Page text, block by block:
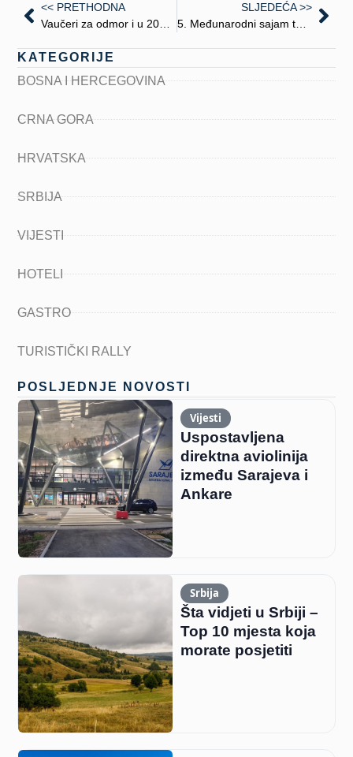
<< PRETHODNA
Vaučeri za odmor i u 2025. godini
SLJEDEĆA >>
5. Međunarodni sajam turizma „Banja Luka 2025.“
KATEGORIJE
BOSNA I HERCEGOVINA
CRNA GORA
HRVATSKA
SRBIJA
VIJESTI
HOTELI
GASTRO
TURISTIČKI RALLY
POSLJEDNJE NOVOSTI
Vijesti
Uspostavljena
direktna aviolinija
između Sarajeva i
Ankare
Srbija
Šta vidjeti u Srbiji –
Top 10 mjesta koja
morate posjetiti